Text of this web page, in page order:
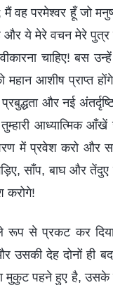
वह परमेश्वर हूँ जो
और ये मेरे वचन मेरे
चाहिए!
आशीष प्राप्त
और नई
आध्यात्मिक
में प्रवेश करो और
साँप, बाघ और तेंदुए
करोगे!
रूप से प्रकट कर
उसकी देह दोनों ही
मुकुट पहने हुए है,